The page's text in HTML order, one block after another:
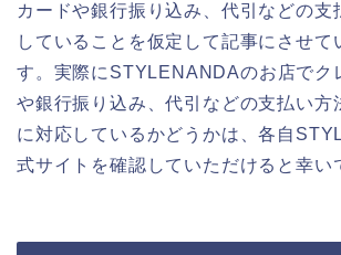
カードや銀行振り込み、代引などの支
していることを仮定して記事にさせて
す。実際にSTYLENANDAのお店でク
や銀行振り込み、代引などの支払い方
に対応しているかどうかは、各自
式サイトを確認していただけると幸い